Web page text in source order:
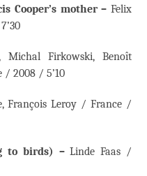
Cooper’s mother – Felix
Michal Firkowski, Benoît
/ 2008 / 5’10
François Leroy / France /
to birds) –Linde Faas /